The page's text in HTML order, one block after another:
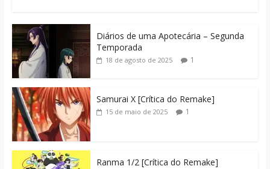
Diários de uma Apotecária – Segunda
Temporada
18 de agosto de 2025 1
Samurai X [Crítica do Remake]
15 de maio de 2025 1
Ranma 1/2 [Crítica do Remake]